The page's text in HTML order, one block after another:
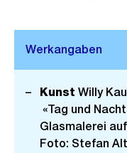
Kunst Willy
«Tag und
Glasmalerei
Foto: Stefan